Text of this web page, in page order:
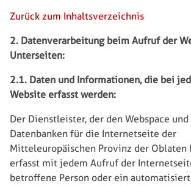
Zurück zum Inhaltsverzeichnis
2. Datenverarbeitung beim Aufruf der
Unterseiten:
2.1. Daten und Informationen, die bei
Website erfasst werden:
Der Dienstleister, der den Webspace und
Datenbanken für die Internetseite der
Mitteleuropäischen Provinz der Oblaten
erfasst mit jedem Aufruf der
betroffene Person oder ein